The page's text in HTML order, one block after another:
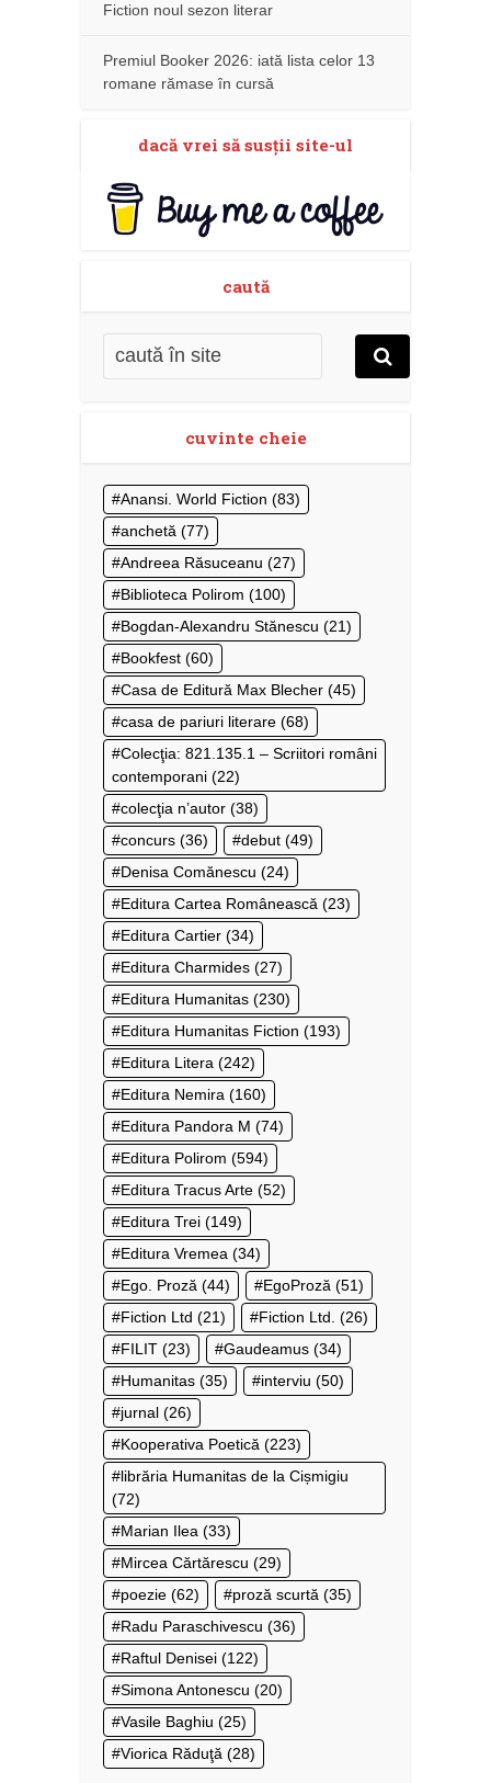
Fiction noul sezon literar
Premiul Booker 2026: iată lista celor 13
romane rămase în cursă
dacă vrei să susţii site-ul
caută
cuvinte cheie
Anansi. World Fiction (83)
anchetă (77)
Andreea Răsuceanu (27)
Biblioteca Polirom (100)
Bogdan-Alexandru Stănescu (21)
Bookfest (60)
Casa de Editură Max Blecher (45)
casa de pariuri literare (68)
Colecţia: 821.135.1 – Scriitori români
contemporani (22)
colecţia n’autor (38)
concurs (36) debut (49)
Denisa Comănescu (24)
Editura Cartea Românească (23)
Editura Cartier (34)
Editura Charmides (27)
Editura Humanitas (230)
Editura Humanitas Fiction (193)
Editura Litera (242)
Editura Nemira (160)
Editura Pandora M (74)
Editura Polirom (594)
Editura Tracus Arte (52)
Editura Trei (149)
Editura Vremea (34)
Ego. Proză (44) EgoProză (51)
Fiction Ltd (21) Fiction Ltd. (26)
FILIT (23) Gaudeamus (34)
Humanitas (35) interviu (50)
jurnal (26)
Kooperativa Poetică (223)
librăria Humanitas de la Cișmigiu
(72)
Marian Ilea (33)
Mircea Cărtărescu (29)
poezie (62) proză scurtă (35)
Radu Paraschivescu (36)
Raftul Denisei (122)
Simona Antonescu (20)
Vasile Baghiu (25)
Viorica Răduţă (28)